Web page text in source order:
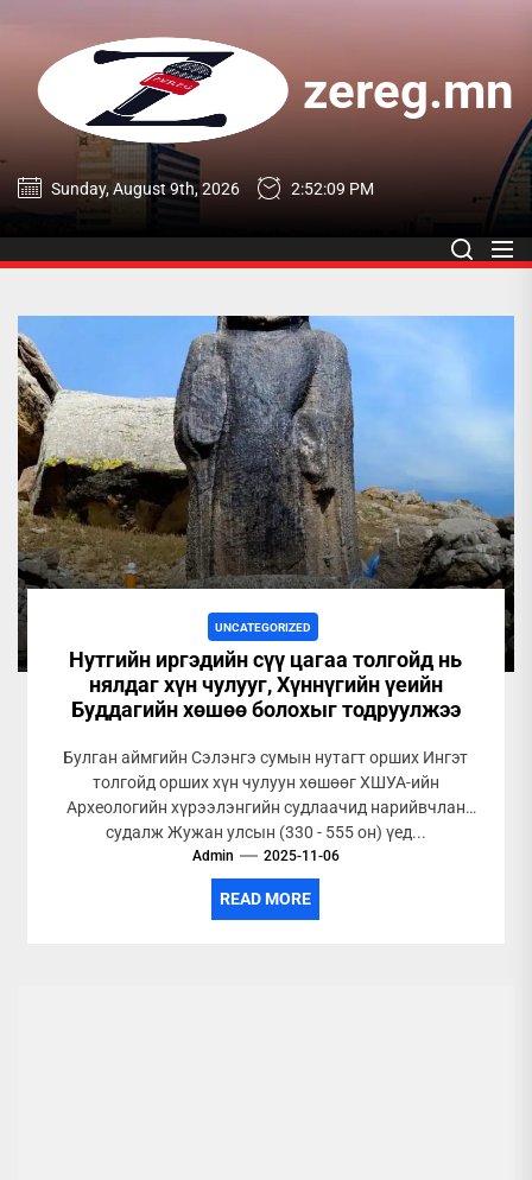
content
zereg.mn
zereg.mn
Sunday, August 9th, 2026 2:52:10 PM
UNCATEGORIZED
Нутгийн иргэдийн сүү цагаа толгойд нь
нялдаг хүн чулууг, Хүннүгийн үеийн
Буддагийн хөшөө болохыг тодруулжээ
Булган аймгийн Сэлэнгэ сумын нутагт орших Ингэт
толгойд орших хүн чулуун хөшөөг ХШУА-ийн
Археологийн хүрээлэнгийн судлаачид нарийвчлан
судалж Жужан улсын (330 - 555 он) үед...
Admin 2025-11-06
READ MORE